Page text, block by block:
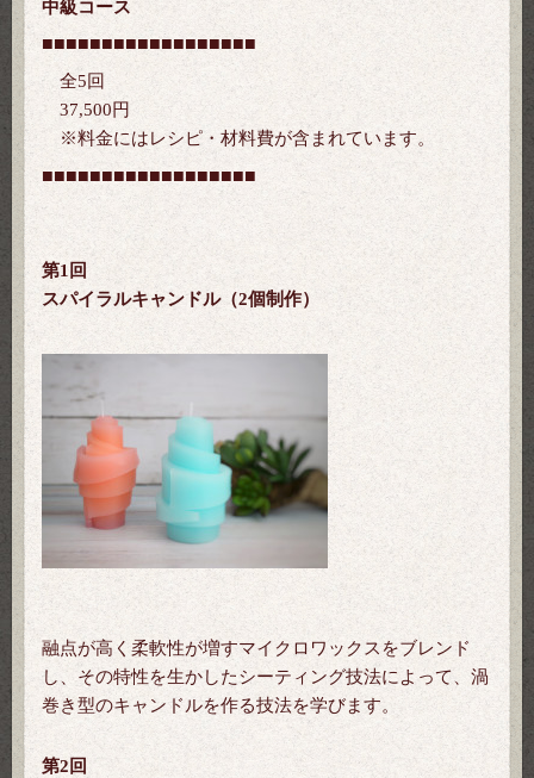
中級コース
■■■■■■■■■■■■■■■■■■
全5回
37,500円
※料金にはレシピ・材料費が含まれています。
■■■■■■■■■■■■■■■■■■
第1回
スパイラルキャンドル（2個制作）
融点が高く柔軟性が増すマイクロワックスをブレンド
し、その特性を生かしたシーティング技法によって、渦
巻き型のキャンドルを作る技法を学びます。
第2回